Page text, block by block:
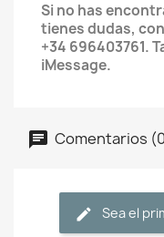
Si no has
tienes dudas,
+34 696403761.
iMessage.
Comentarios
Sea el